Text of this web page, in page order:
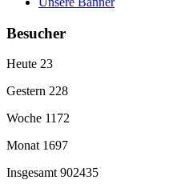
Besucher
Heute 23
Gestern 228
Woche 1172
Monat 1697
Insgesamt 902435